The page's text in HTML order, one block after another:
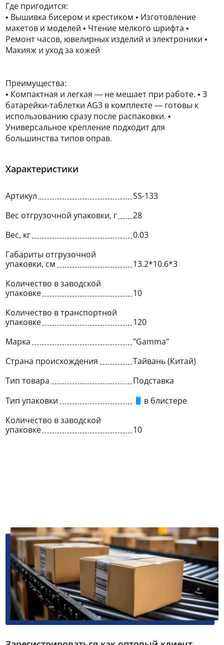
Где пригодится:
• Вышивка бисером и крестиком • Изготовление
макетов и моделей • Чтение мелкого шрифта •
Ремонт часов, ювелирных изделий и электроники •
Макияж и уход за кожей
Преимущества:
• Компактная и легкая — не мешает при работе. • 3
батарейки-таблетки AG3 в комплекте — готовы к
использованию сразу после распаковки. •
Универсальное крепление подходит для
большинства типов оправ.
Характеристики
Артикул
SS-133
Вес отгрузочной упаковки, г
28
Вес, кг
0.03
Габариты отгрузочной
упаковки, см
13.2*10.6*3
Количество в заводской
упаковке
10
Количество в транспортной
упаковке
120
Марка
"Gamma"
Страна происхождения
Тайвань (Китай)
Тип товара
Подставка
Тип упаковки
в блистере
Количество в заводской
упаковке
10